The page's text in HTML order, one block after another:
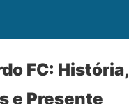
FC: História,
e Presente